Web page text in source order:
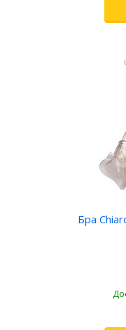
Бра